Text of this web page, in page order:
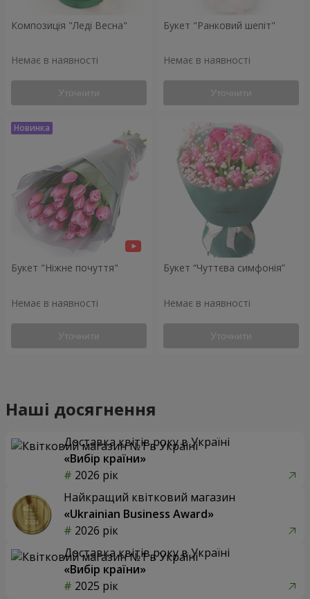
Композиція "Леді Весна"
Немає в наявності
Уточнити
Букет "Ранковий шепіт"
Немає в наявності
Уточнити
Букет "Ніжне почуття"
Немає в наявності
Уточнити
Букет “Чуттєва симфонія”
Немає в наявності
Уточнити
Наші досягнення
Доставка квітів року в Україні
«Вибір країни»
2026 рік
Найкращий квітковий магазин
«Ukrainian Business Award»
2026 рік
Доставка квітів року в Україні
«Вибір країни»
2025 рік